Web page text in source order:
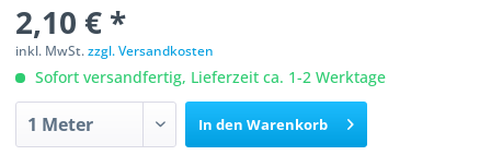
2,10 € *
inkl. MwSt.zzgl. Versandkosten
Sofort versandfertig, Lieferzeit ca. 1-2 Werktage
In den Warenkorb